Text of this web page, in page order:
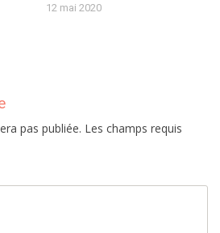
12 mai 2020
pas publiée. Les champs requis